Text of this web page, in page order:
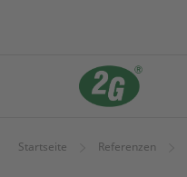
Startseite Referenzen